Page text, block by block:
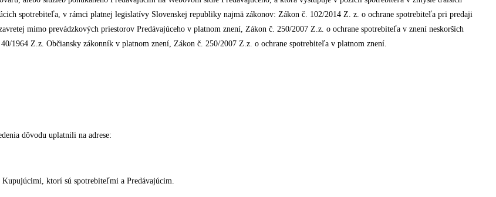
spotrebiteľa, v rámci platnej legislatívy Slovenskej republiky najmä zákonov: Zákon č. 102/2014 Z. z. o ochrane spotrebiteľa pri predaji
mimo prevádzkových priestorov Predávajúceho v platnom znení, Zákon č. 250/2007 Z.z. o ochrane spotrebiteľa v znení neskorších
1964 Z.z. Občiansky zákonník v platnom znení, Zákon č. 250/2007 Z.z. o ochrane spotrebiteľa v platnom znení.
dôvodu uplatnili na adrese:
ktorí sú spotrebiteľmi a Predávajúcim.